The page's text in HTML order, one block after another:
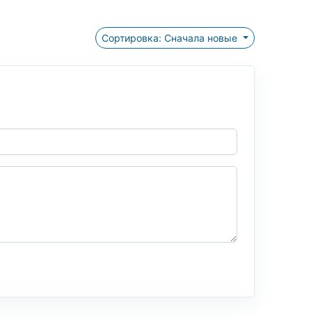
Сортировка: Сначала новые